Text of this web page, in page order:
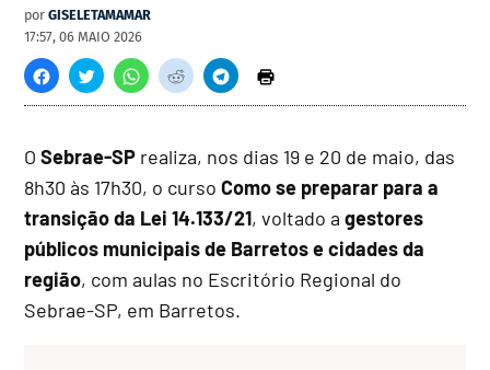
por GISELETAMAMAR
17:57, 06 MAIO 2026
O Sebrae-SP realiza, nos dias 19 e 20 de maio, das
8h30 às 17h30, o curso Como se preparar para a
transição da Lei 14.133/21, voltado agestores
públicos municipais de Barretos e cidades da
região, com aulas no Escritório Regional do
Sebrae-SP, em Barretos.